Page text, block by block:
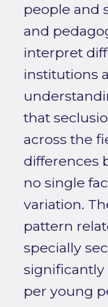
people and
and
interpret
institutions
that
across the
differences
no single
variation.
pattern
specially
significantly
per young